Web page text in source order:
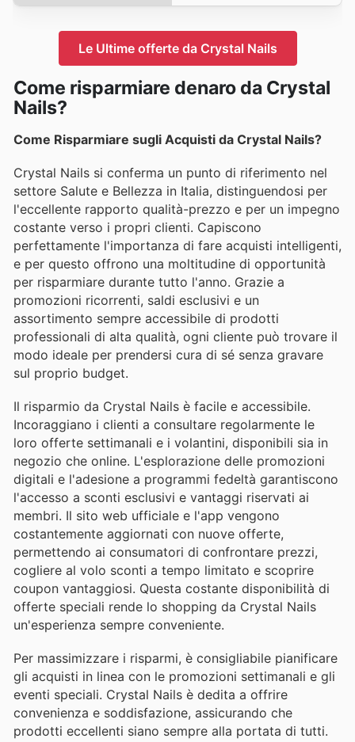
Le Ultime offerte da Crystal Nails
Come risparmiare denaro da Crystal
Nails?
Come Risparmiare sugli Acquisti da Crystal Nails?
Crystal Nails si conferma un punto di riferimento nel
settore Salute e Bellezza in Italia, distinguendosi per
l'eccellente rapporto qualità-prezzo e per un impegno
costante verso i propri clienti. Capiscono
perfettamente l'importanza di fare acquisti intelligenti,
e per questo offrono una moltitudine di opportunità
per risparmiare durante tutto l'anno. Grazie a
promozioni ricorrenti, saldi esclusivi e un
assortimento sempre accessibile di prodotti
professionali di alta qualità, ogni cliente può trovare il
modo ideale per prendersi cura di sé senza gravare
sul proprio budget.
Il risparmio da Crystal Nails è facile e accessibile.
Incoraggiano i clienti a consultare regolarmente le
loro offerte settimanali e i volantini, disponibili sia in
negozio che online. L'esplorazione delle promozioni
digitali e l'adesione a programmi fedeltà garantiscono
l'accesso a sconti esclusivi e vantaggi riservati ai
membri. Il sito web ufficiale e l'app vengono
costantemente aggiornati con nuove offerte,
permettendo ai consumatori di confrontare prezzi,
cogliere al volo sconti a tempo limitato e scoprire
coupon vantaggiosi. Questa costante disponibilità di
offerte speciali rende lo shopping da Crystal Nails
un'esperienza sempre conveniente.
Per massimizzare i risparmi, è consigliabile pianificare
gli acquisti in linea con le promozioni settimanali e gli
eventi speciali. Crystal Nails è dedita a offrire
convenienza e soddisfazione, assicurando che
prodotti eccellenti siano sempre alla portata di tutti.